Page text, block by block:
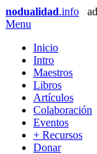
nodualidad.info
Menu
Inicio
Intro
Maestros
Libros
Artículos
Colaboración
Eventos
+ Recursos
Donar